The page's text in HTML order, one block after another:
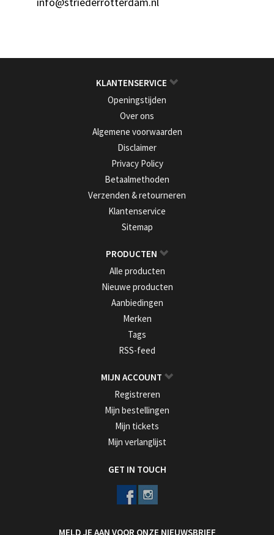
KLANTENSERVICE
Openingstijden
Over ons
Algemene voorwaarden
Disclaimer
Privacy Policy
Betaalmethoden
Verzenden & retourneren
Klantenservice
Sitemap
PRODUCTEN
Alle producten
Nieuwe producten
Aanbiedingen
Merken
Tags
RSS-feed
MIJN ACCOUNT
Registreren
Mijn bestellingen
Mijn tickets
Mijn verlanglijst
GET IN TOUCH
MELD JE AAN VOOR ONZE NIEUWSBRIEF